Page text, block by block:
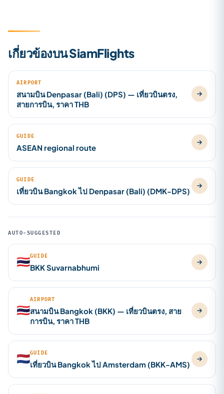
เกี่ยวข้องบน SiamFlights
AIRPORT
สนามบิน Denpasar (Bali) (DPS) — เที่ยวบินตรง,
สายการบิน, ราคา THB
GUIDE
ASEAN regional route
GUIDE
เที่ยวบิน Bangkok ไป Denpasar (Bali) (DMK-DPS)
AUTO-SUGGESTED
🇹🇭GUIDE
BKK Suvarnabhumi
🇹🇭
AIRPORT
สนามบิน Bangkok (BKK) — เที่ยวบินตรง, สาย
การบิน, ราคา THB
🇳🇱GUIDE
เที่ยวบิน Bangkok ไป Amsterdam (BKK-AMS)